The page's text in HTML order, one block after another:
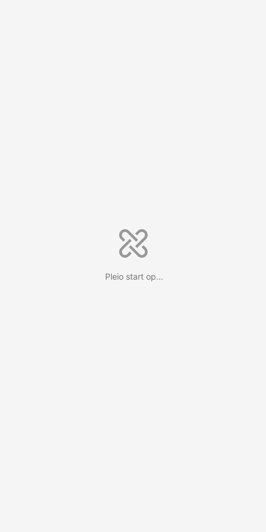
Pleio start op...